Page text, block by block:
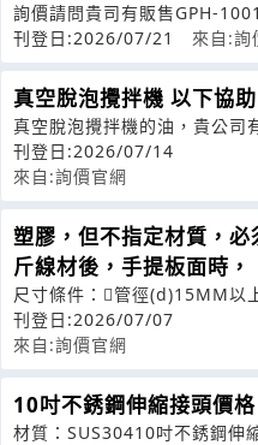
詢價請問貴司有販售GPH-
謝謝
刊登日:2026/07/21 來自:詢
真空脫泡攪拌機 以下協助
真空脫泡攪拌機的油，貴公司
刊登日:2026/07/14
來自:詢價官網
塑膠，但不指定材質，
斤線材後，手提板面時，
尺寸條件：管徑(d)15MM以
內全長(L)30MM以
刊登日:2026/07/07
來自:詢價官網
10吋不銹鋼伸縮接頭價格
材質：SUS30410吋不銹鋼伸